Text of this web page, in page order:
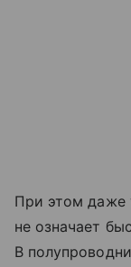
При этом даже
не означает
В